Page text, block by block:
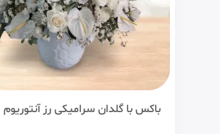
باکس با گلدان سرامیکی رز آنتوریوم